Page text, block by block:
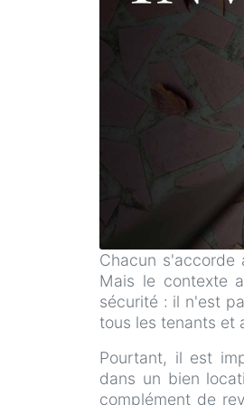
Chacun s'accorde
Mais le contexte
sécurité : il n'est
tous les tenants et
Pourtant, il est
dans un bien
complément de